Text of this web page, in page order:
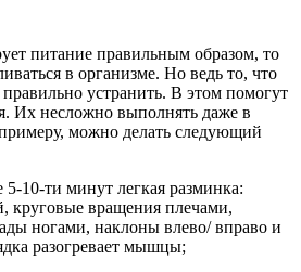
питание правильным образом, то
в организме. Но ведь то, что
устранить. В этом помогут
Их несложно выполнять даже в
можно делать следующий
5-10-ти минут легкая разминка:
круговые вращения плечами,
ногами, наклоны влево/ вправо и
разогревает мышцы;